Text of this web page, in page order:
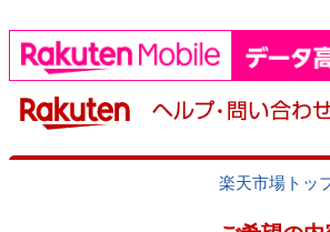
楽天市場トッ